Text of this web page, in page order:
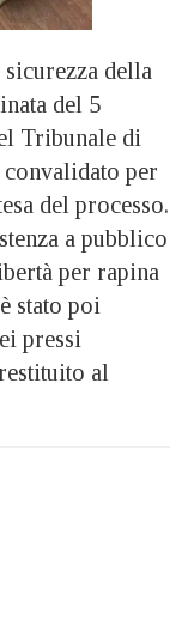
della
del 5
Tribunale di
convalidato per
del processo.
a pubblico
per rapina
stato poi
pressi
al